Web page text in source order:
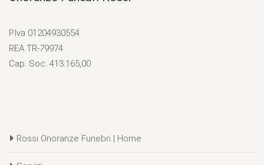
P.Iva 01204930554
REA TR-79974
Cap. Soc. 413.165,00
Rossi Onoranze Funebri | Home